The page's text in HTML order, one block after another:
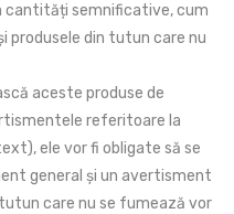
cantități semnificative, cum
produsele din tutun care nu
aceste produse de
referitoare la
ele vor fi obligate să se
general și un avertisment
care nu se fumează vor